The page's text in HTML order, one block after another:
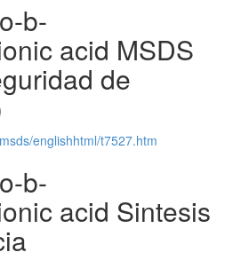
b-
acid MSDS
de
englishhtml/t7527.htm
b-
acid Sintesis